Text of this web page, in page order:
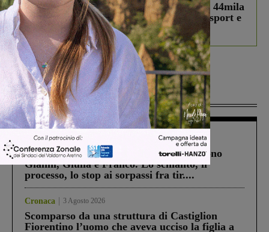
Estra Notizie agosto: Smart Cities, oltre 44mila
studenti coinvolti, torna il bando per lo sport e
debutta il podcast Estrair
Più lette
Cronaca 4 Agosto 2026
Un anno fa la strage in A1 in cui morirono
Gianni, Giulia e Franco. Lo schianto, il
processo, lo stop ai sorpassi fra tir....
Cronaca 3 Agosto 2026
Scomparso da una struttura di Castiglion
Fiorentino l’uomo che aveva ucciso la figlia a